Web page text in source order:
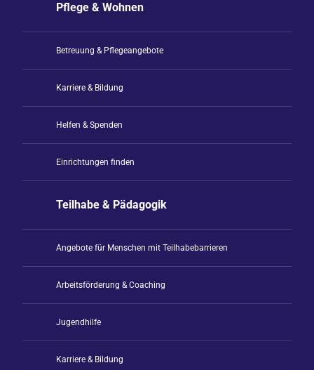
Pflege & Wohnen
Betreuung & Pflegeangebote
Karriere & Bildung
Helfen & Spenden
Einrichtungen finden
Teilhabe & Pädagogik
Angebote für Menschen mit Teilhabebarrieren
Arbeitsförderung & Coaching
Jugendhilfe
Karriere & Bildung